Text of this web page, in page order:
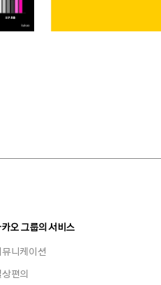
오 그룹의 서비스
니케이션
편의